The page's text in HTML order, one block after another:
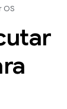
OS